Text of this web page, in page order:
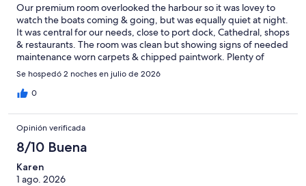
Our premium room overlooked the harbour so it was lovey to
watch the boats coming & going, but was equally quiet at night.
It was central for our needs, close to port dock, Cathedral, shops
& restaurants. The room was clean but showing signs of needed
maintenance worn carpets & chipped paintwork. Plenty of
choice of breakfast food,
Se hospedó 2 noches en julio de 2026
0
Opinión verificada
8/10 Buena
Karen
1 ago. 2026